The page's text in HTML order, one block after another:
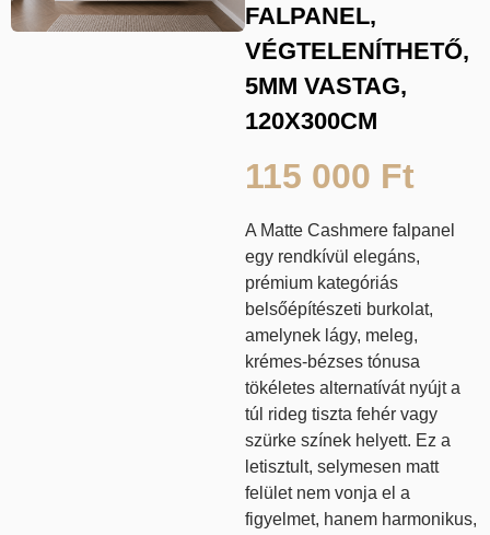
FALPANEL,
VÉGTELENÍTHETŐ,
5MM VASTAG,
120X300CM
115 000 Ft
A Matte Cashmere falpanel
egy rendkívül elegáns,
prémium kategóriás
belsőépítészeti burkolat,
amelynek lágy, meleg,
krémes-bézses tónusa
tökéletes alternatívát nyújt a
túl rideg tiszta fehér vagy
szürke színek helyett. Ez a
letisztult, selymesen matt
felület nem vonja el a
figyelmet, hanem harmonikus,